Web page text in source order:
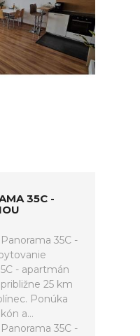
35C -
35C -
- apartmán
25 km
Ponúka
a...
35C -